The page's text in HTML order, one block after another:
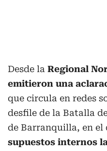
Desde la Regional
emitieron una
que circula en redes
desfile de la Batalla
de Barranquilla, en el
supuestos internos